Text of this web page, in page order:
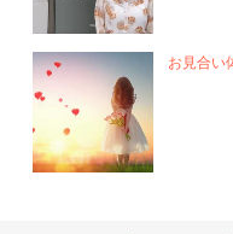
お見合い